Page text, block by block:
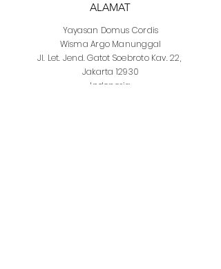
ALAMAT
Yayasan Domus Cordis
Wisma Argo Manunggal
Jl. Let. Jend. Gatot Soebroto Kav. 22,
Jakarta 12930
Indonesia